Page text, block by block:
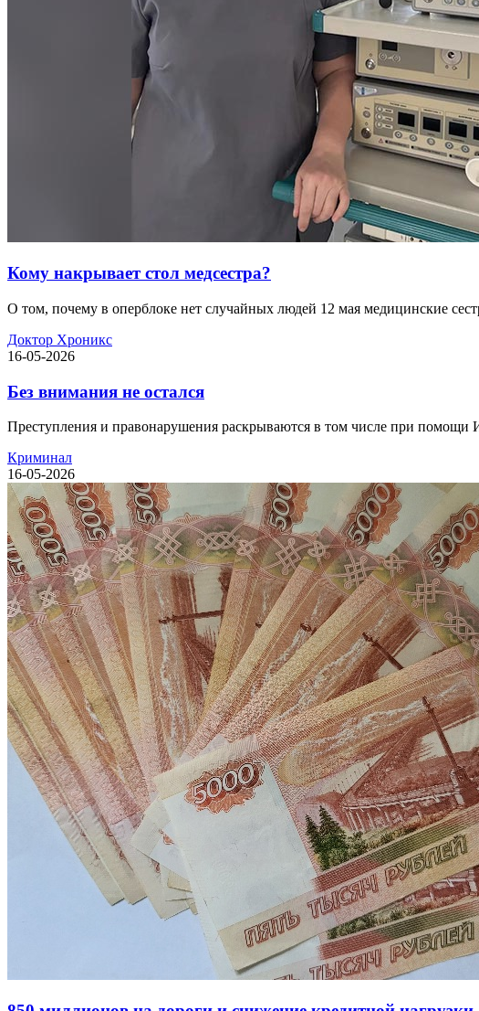
Кому накрывает стол медсестра?
О том, почему в оперблоке нет случайных людей 12 мая медицинские
Доктор Хроникс
16-05-2026
Без внимания не остался
Преступления и правонарушения раскрываются в том числе при помощи
Криминал
16-05-2026